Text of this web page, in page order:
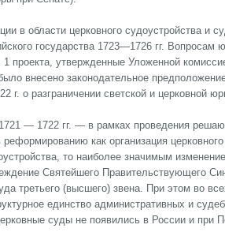
в области церковного судоустройства и
государства 1723—1726 гг. Вопросам
проекта, утвержденные Уложенной
внесено законодательное
г. о разграничении светской и церковной
— 1722 гг. — в рамках проведения
как организация церковного
то наиболее значимым
Святейшего Правительствующего
третьего (высшего) звена. При этом во
единство административных и
суды не появились в России и при